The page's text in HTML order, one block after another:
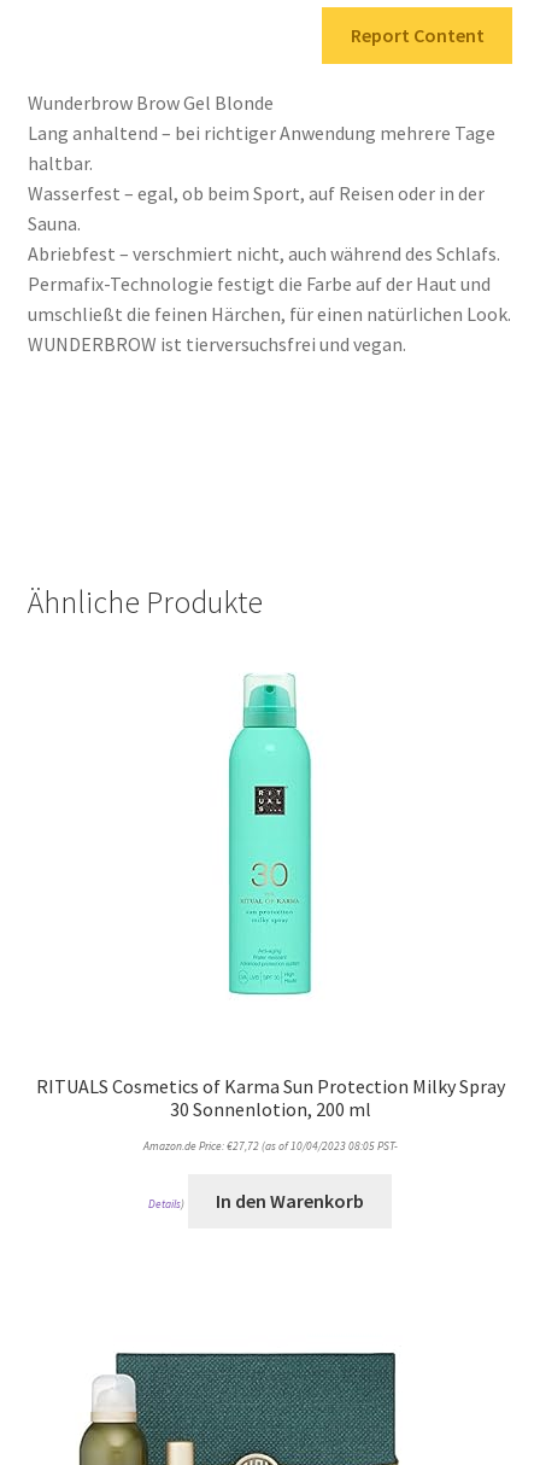
Report Content
Wunderbrow Brow Gel Blonde
Lang anhaltend – bei richtiger Anwendung mehrere Tage
haltbar.
Wasserfest – egal, ob beim Sport, auf Reisen oder in der
Sauna.
Abriebfest – verschmiert nicht, auch während des Schlafs.
Permafix-Technologie festigt die Farbe auf der Haut und
umschließt die feinen Härchen, für einen natürlichen Look.
WUNDERBROW ist tierversuchsfrei und vegan.
Ähnliche Produkte
RITUALS Cosmetics of Karma Sun Protection Milky Spray
30 Sonnenlotion, 200 ml
Amazon.de Price:€27,72(as of 10/04/2023 08:05 PST-
Details) In den Warenkorb